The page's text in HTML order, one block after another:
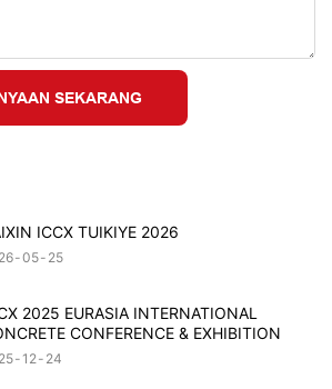
SEKARANG
ICCX TUIKIYE 2026
05 25
2025 EURASIA INTERNATIONAL
CONFERENCE & EXHIBITION
12 24